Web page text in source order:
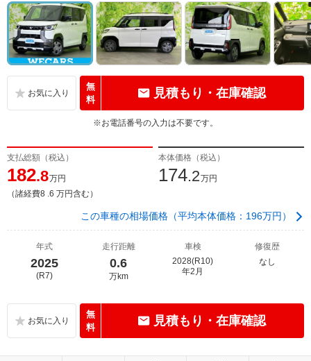
無
料
見積もり・在庫確認
※お電話番号の入力は不要です。
支払総額（税込）
182.8万円
（諸経費8 .6 万円含む）
本体価格（税込）
174.2万円
この車種の相場価格（平均本体価格：196万円）
年式
2025
(R7)
走行距離
0.6
万km
車検
2028(R10)
年2月
修復歴
なし
無
料
見積もり・在庫確認